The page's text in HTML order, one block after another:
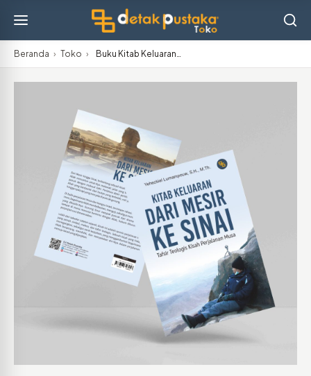
Beranda › Toko › Buku Kitab Keluaran…